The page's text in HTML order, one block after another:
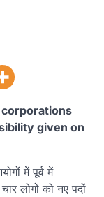
given on
में पूर्व में
लोगों को नए पदों